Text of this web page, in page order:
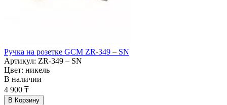
Ручка на розетке GCM ZR-349 – SN
Артикул: ZR-349 – SN
Цвет: никель
В наличии
4 900 ₸
В Корзину